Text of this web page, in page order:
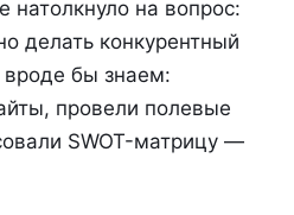
натолкнуло на вопрос:
делать конкурентный
вроде бы знаем:
провели полевые
SWOT-матрицу —